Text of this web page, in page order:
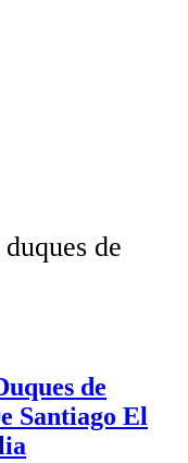
de
de
Santiago El